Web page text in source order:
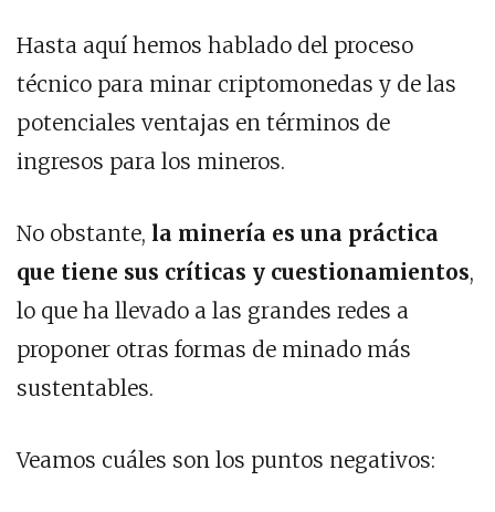
Hasta aquí hemos hablado del proceso
técnico para minar criptomonedas y de las
potenciales ventajas en términos de
ingresos para los mineros.
No obstante, la minería es una práctica
que tiene sus críticas y cuestionamientos,
lo que ha llevado a las grandes redes a
proponer otras formas de minado más
sustentables.
Veamos cuáles son los puntos negativos: